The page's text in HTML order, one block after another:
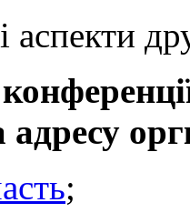
аспекти
;